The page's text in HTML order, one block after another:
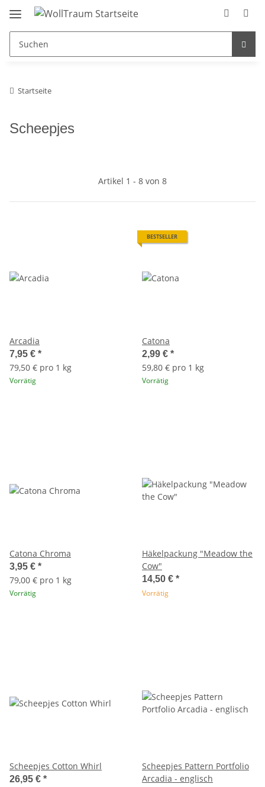
Startseite
Scheepjes
Artikel 1 - 8 von 8
Arcadia
7,95 € *
79,50 € pro 1 kg
Vorrätig
BESTSELLER
Catona
2,99 € *
59,80 € pro 1 kg
Vorrätig
Catona Chroma
3,95 € *
79,00 € pro 1 kg
Vorrätig
Häkelpackung "Meadow the
Cow"
14,50 € *
Vorrätig
Scheepjes Cotton Whirl
26,95 € *
Scheepjes Pattern Portfolio
Arcadia - englisch